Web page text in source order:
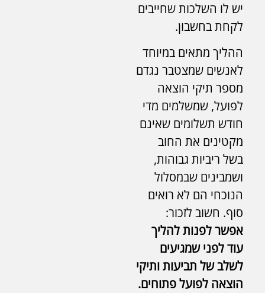
יש לו השלכות שחייבים
לקחת בחשבון.
ההליך מתאים במיוחד
לאנשים שמצטבר נגדם
מספר תיקי הוצאה
לפועל, שמשלמים מדי
חודש תשלומים שאינם
מקטינים את החוב
בשל ריביות גבוהות,
ושמבינים שבמסלול
הנוכחי הם לא רואים
סוף. חשוב לזכור:
אפשר לפנות להליך
עוד לפני שמגיעים
לשלב של תביעות ותיקי
הוצאה לפועל פתוחים.